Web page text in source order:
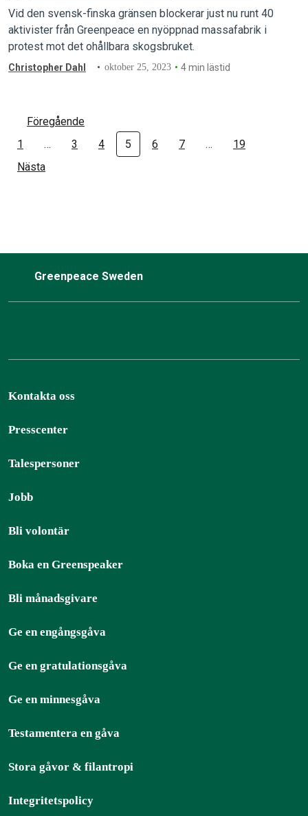
ohållbart skogsbruk
Vid den svensk-finska gränsen blockerar just nu runt 40
aktivister från Greenpeace en nyöppnad massafabrik i
protest mot det ohållbara skogsbruket.
Christopher Dahl oktober 25, 2023 4 min lästid
Föregående
1
… 3 4 5 6 7 …
19
Nästa
Greenpeace Sweden
Kontakta oss
Presscenter
Talespersoner
Jobb
Bli volontär
Boka en Greenspeaker
Bli månadsgivare
Ge en engångsgåva
Ge en gratulationsgåva
Ge en minnesgåva
Testamentera en gåva
Stora gåvor & filantropi
Integritetspolicy